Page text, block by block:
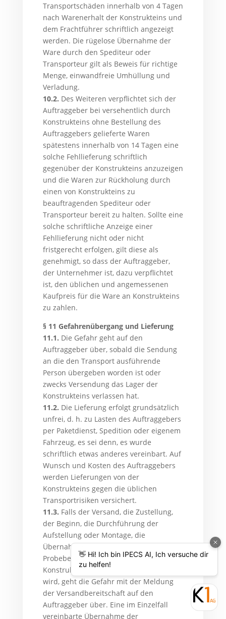
Transportschäden innerhalb von 4 Tagen
nach Warenerhalt der Konstrukteins und
dem Frachtführer schriftlich angezeigt
werden. Die rügelose Übernahme der
Ware durch den Spediteur oder
Transporteur gilt als Beweis für richtige
Menge, einwandfreie Umhüllung und
Verladung.
10.2. Des Weiteren verpflichtet sich der
Auftraggeber bei versehentlich durch
Konstrukteins ohne Bestellung des
Auftraggebers gelieferte Waren
spätestens innerhalb von 14 Tagen eine
solche Fehllieferung schriftlich
gegenüber der Konstrukteins anzuzeigen
und die Waren zur Rückholung durch
einen von Konstrukteins zu
beauftragenden Spediteur oder
Transporteur bereit zu halten. Sollte eine
solche schriftliche Anzeige einer
Fehllieferung nicht oder nicht
fristgerecht erfolgen, gilt diese als
genehmigt, so dass der Auftraggeber,
der Unternehmer ist, dazu verpflichtet
ist, den üblichen und angemessenen
Kaufpreis für die Ware an Konstrukteins
zu zahlen.
§ 11 Gefahrenübergang und Lieferung
11.1. Die Gefahr geht auf den
Auftraggeber über, sobald die Sendung
an die den Transport ausführende
Person übergeben worden ist oder
zwecks Versendung das Lager der
Konstrukteins verlassen hat.
11.2. Die Lieferung erfolgt grundsätzlich
unfrei, d. h. zu Lasten des Auftraggebers
per Paketdienst, Spedition oder eigenem
Fahrzeug, es sei denn, es wurde
schriftlich etwas anderes vereinbart. Auf
Wunsch und Kosten des Auftraggebers
werden Lieferungen von der
Konstrukteins gegen die üblichen
Transportrisiken versichert.
11.3. Falls der Versand, die Zustellung,
der Beginn, die Durchführung der
Aufstellung oder Montage, die
Übernahme in eigenen Betrieb oder
Probebetrieb sich ohne Verschulden der
Konstrukteins verzögert oder unmöglich
wird, geht die Gefahr mit der Meldung
der Versandbereitschaft auf den
Auftraggeber über. Eine im Einzelfall
vereinbarte Übernahme der